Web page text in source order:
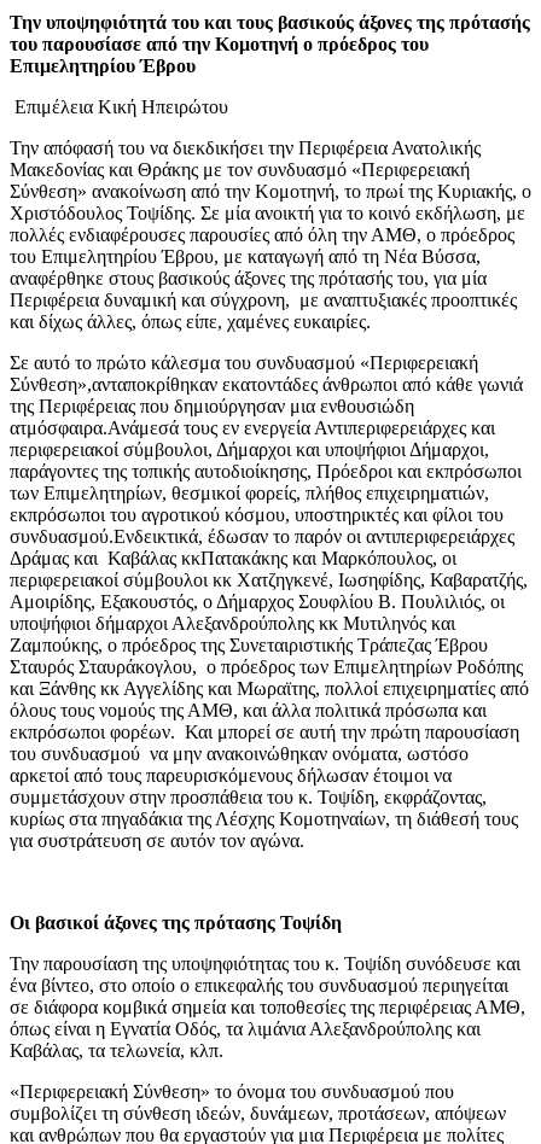
Την υποψηφιότητά του και τους βασικούς άξονες της πρότασής
του παρουσίασε από την Κομοτηνή ο πρόεδρος του
Επιμελητηρίου Έβρου
Επιμέλεια Κική Ηπειρώτου
Την απόφασή του να διεκδικήσει την Περιφέρεια Ανατολικής
Μακεδονίας και Θράκης με τον συνδυασμό «Περιφερειακή
Σύνθεση» ανακοίνωση από την Κομοτηνή, το πρωί της Κυριακής, ο
Χριστόδουλος Τοψίδης. Σε μία ανοικτή για το κοινό εκδήλωση, με
πολλές ενδιαφέρουσες παρουσίες από όλη την ΑΜΘ, ο πρόεδρος
του Επιμελητηρίου Έβρου, με καταγωγή από τη Νέα Βύσσα,
αναφέρθηκε στους βασικούς άξονες της πρότασής του, για μία
Περιφέρεια δυναμική και σύγχρονη, με αναπτυξιακές προοπτικές
και δίχως άλλες, όπως είπε, χαμένες ευκαιρίες.
Σε αυτό το πρώτο κάλεσμα του συνδυασμού «Περιφερειακή
Σύνθεση»,ανταποκρίθηκαν εκατοντάδες άνθρωποι από κάθε γωνιά
της Περιφέρειας που δημιούργησαν μια ενθουσιώδη
ατμόσφαιρα.Ανάμεσά τους εν ενεργεία Αντιπεριφερειάρχες και
περιφερειακοί σύμβουλοι, Δήμαρχοι και υποψήφιοι Δήμαρχοι,
παράγοντες της τοπικής αυτοδιοίκησης, Πρόεδροι και εκπρόσωποι
των Επιμελητηρίων, θεσμικοί φορείς, πλήθος επιχειρηματιών,
εκπρόσωποι του αγροτικού κόσμου, υποστηρικτές και φίλοι του
συνδυασμού.Ενδεικτικά, έδωσαν το παρόν οι αντιπεριφερειάρχες
Δράμας και Καβάλας κκΠατακάκης και Μαρκόπουλος, οι
περιφερειακοί σύμβουλοι κκ Χατζηγκενέ, Ιωσηφίδης, Καβαρατζής,
Αμοιρίδης, Εξακουστός, ο Δήμαρχος Σουφλίου Β. Πουλιλιός, οι
υποψήφιοι δήμαρχοι Αλεξανδρούπολης κκ Μυτιληνός και
Ζαμπούκης, ο πρόεδρος της Συνεταιριστικής Τράπεζας Έβρου
Σταυρός Σταυράκογλου, ο πρόεδρος των Επιμελητηρίων Ροδόπης
και Ξάνθης κκ Αγγελίδης και Μωραϊτης, πολλοί επιχειρηματίες από
όλους τους νομούς της ΑΜΘ, και άλλα πολιτικά πρόσωπα και
εκπρόσωποι φορέων. Και μπορεί σε αυτή την πρώτη παρουσίαση
του συνδυασμού να μην ανακοινώθηκαν ονόματα, ωστόσο
αρκετοί από τους παρευρισκόμενους δήλωσαν έτοιμοι να
συμμετάσχουν στην προσπάθεια του κ. Τοψίδη, εκφράζοντας,
κυρίως στα πηγαδάκια της Λέσχης Κομοτηναίων, τη διάθεσή τους
για συστράτευση σε αυτόν τον αγώνα.
Οι βασικοί άξονες της πρότασης Τοψίδη
Την παρουσίαση της υποψηφιότητας του κ. Τοψίδη συνόδευσε και
ένα βίντεο, στο οποίο ο επικεφαλής του συνδυασμού περιηγείται
σε διάφορα κομβικά σημεία και τοποθεσίες της περιφέρειας ΑΜΘ,
όπως είναι η Εγνατία Οδός, τα λιμάνια Αλεξανδρούπολης και
Καβάλας, τα τελωνεία, κλπ.
«Περιφερειακή Σύνθεση» το όνομα του συνδυασμού που
συμβολίζει τη σύνθεση ιδεών, δυνάμεων, προτάσεων, απόψεων
και ανθρώπων που θα εργαστούν για μια Περιφέρεια με πολίτες